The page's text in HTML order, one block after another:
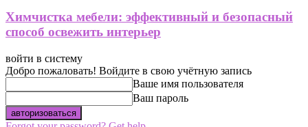
Химчистка мебели: эффективный и безопасный
способ освежить интерьер
войти в систему
Добро пожаловать! Войдите в свою учётную запись
Ваше имя пользователя
Ваш пароль